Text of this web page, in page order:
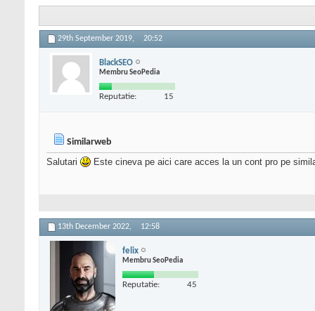
29th September 2019, 20:52
BlackSEO
Membru SeoPedia
Reputatie: 15
Similarweb
Salutari
Este cineva pe aici care acces la un cont pro pe
13th December 2022, 12:58
felix
Membru SeoPedia
Reputatie: 45